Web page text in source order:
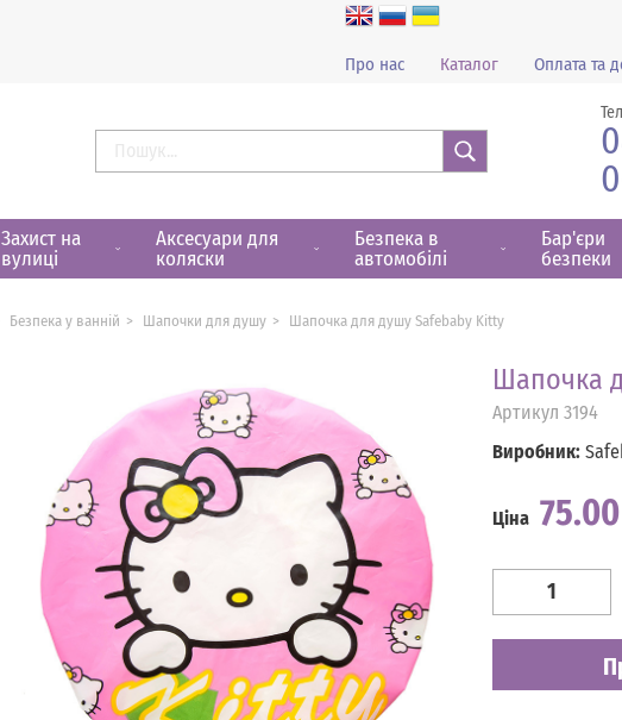
Про нас Каталог Оплата та
Захист на
вулиці
Аксесуари для
коляски
Безпека в
автомобілі
Бар'єри
безпеки
Безпека у ванній Шапочки для душу Шапочка для душу Safebaby Kitty
Шапочка
Артикул 3194
Виробник:
Ціна 75.00